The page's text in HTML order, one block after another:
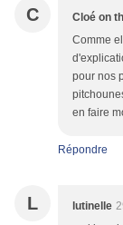
C Cloé on
Comme
pour nos
en faire
Répondre
L lutinelle